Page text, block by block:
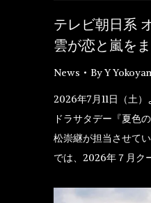
テレビ朝日系
雲が恋と嵐を
News ByY
2026年7月11日（土
ドラサタデー『夏色
松崇継が担当させて
では、2026年７月ク